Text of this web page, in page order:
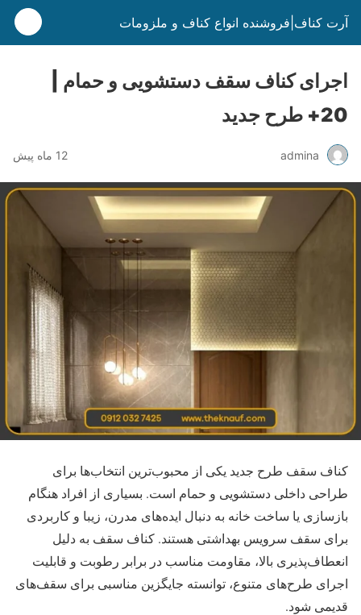
آرت کناف|فروشنده انواع کناف و ملزومات
اجرای کناف سقف دستشویی و حمام |
20+ طرح جدید
admina 12 ماه پیش
کناف سقف طرح جدید یکی از محبوب‌ترین انتخاب‌ها برای
طراحی داخلی دستشویی و حمام است. بسیاری از افراد هنگام
بازسازی یا ساخت خانه به دنبال ایده‌های مدرن، زیبا و کاربردی
برای سقف سرویس بهداشتی هستند. کناف سقف به دلیل
انعطاف‌پذیری بالا، مقاومت مناسب در برابر رطوبت و قابلیت
اجرای طرح‌های متنوع، توانسته جایگزین مناسبی برای سقف‌های
قدیمی شود.